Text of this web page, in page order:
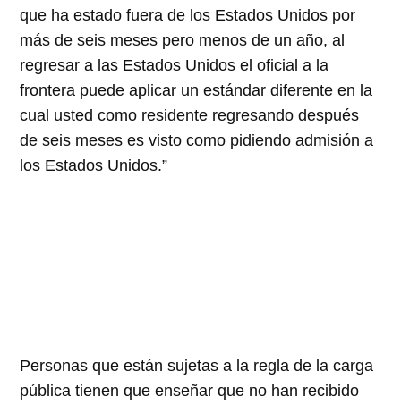
que ha estado fuera de los Estados Unidos por
más de seis meses pero menos de un año, al
regresar a las Estados Unidos el oficial a la
frontera puede aplicar un estándar diferente en la
cual usted como residente regresando después
de seis meses es visto como pidiendo admisión a
los Estados Unidos.
Personas que están sujetas a la regla de la carga
pública tienen que enseñar que no han recibido